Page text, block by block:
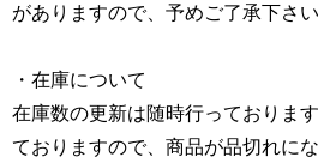
がありますので、予めご了承下さい
・在庫について
在庫数の更新は随時行っておりま
ておりますので、商品が品切れに